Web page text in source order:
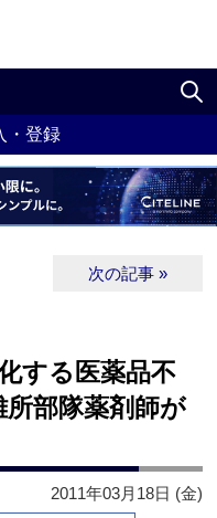
・登録
次の記事 »
する医薬品不
所部隊薬剤師が
2011年03月18日 (金)